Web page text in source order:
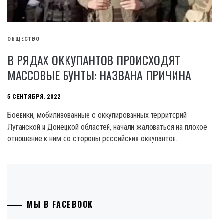
ОБЩЕСТВО
В РЯДАХ ОККУПАНТОВ ПРОИСХОДЯТ
МАССОВЫЕ БУНТЫ: НАЗВАНА ПРИЧИНА
5 СЕНТЯБРЯ, 2022
Боевики, мобилизованные с оккупированных территорий
Луганской и Донецкой областей, начали жаловаться на плохое
отношение к ним со стороны российских оккупантов.
МЫ В FACEBOOK